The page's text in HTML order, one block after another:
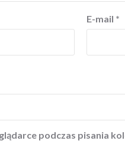
E-mail *
podczas pisania